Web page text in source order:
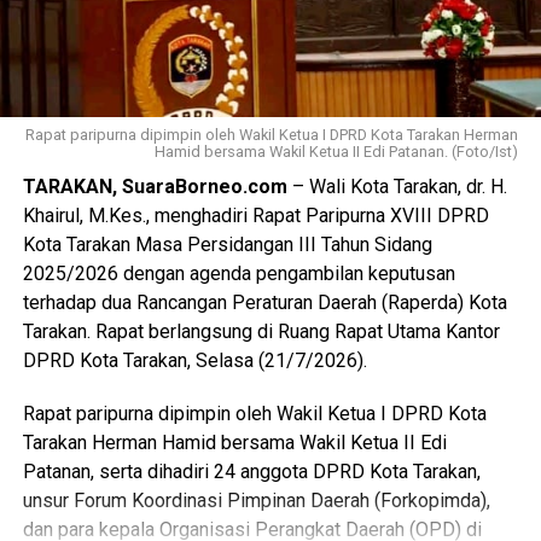
WhatsApp 0 Facebook 0
Messenger 0
Rapat paripurna dipimpin oleh Wakil Ketua I DPRD Kota Tarakan Herman
Hamid bersama Wakil Ketua II Edi Patanan. (Foto/Ist)
TARAKAN, SuaraBorneo.com – Wali Kota Tarakan, dr. H.
Khairul, M.Kes., menghadiri Rapat Paripurna XVIII DPRD
Kota Tarakan Masa Persidangan III Tahun Sidang
2025/2026 dengan agenda pengambilan keputusan
terhadap dua Rancangan Peraturan Daerah (Raperda) Kota
Tarakan. Rapat berlangsung di Ruang Rapat Utama Kantor
DPRD Kota Tarakan, Selasa (21/7/2026).
Rapat paripurna dipimpin oleh Wakil Ketua I DPRD Kota
Tarakan Herman Hamid bersama Wakil Ketua II Edi
Patanan, serta dihadiri 24 anggota DPRD Kota Tarakan,
unsur Forum Koordinasi Pimpinan Daerah (Forkopimda),
dan para kepala Organisasi Perangkat Daerah (OPD) di